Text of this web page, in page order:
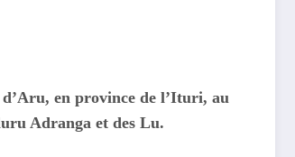
en province de l’Ituri, au
Adranga et des Lu.